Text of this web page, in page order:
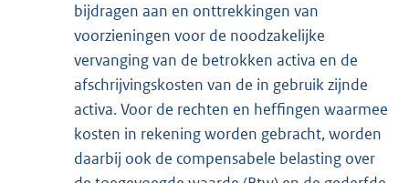
bijdragen aan en onttrekkingen van
voorzieningen voor de noodzakelijke
vervanging van de betrokken activa en de
afschrijvingskosten van de in gebruik zijnde
activa. Voor de rechten en heffingen waarmee
kosten in rekening worden gebracht, worden
daarbij ook de compensabele belasting over